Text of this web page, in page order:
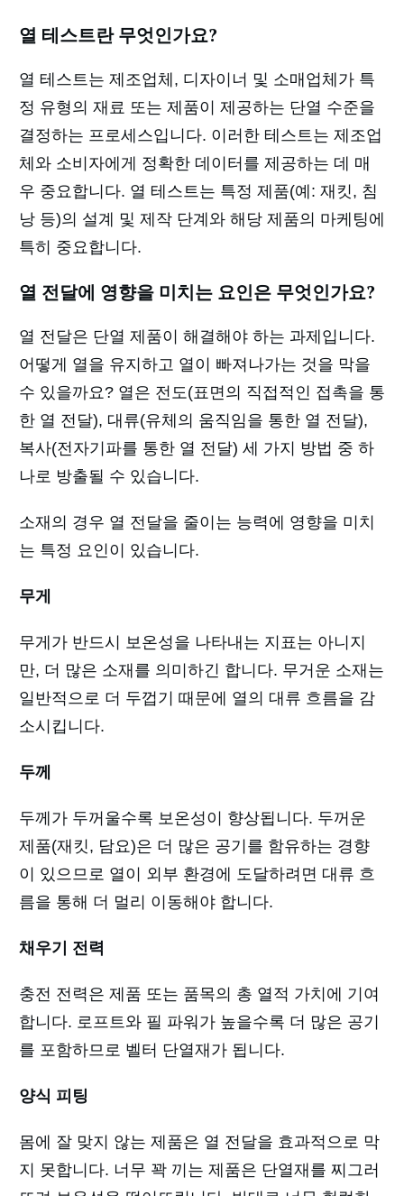
열 테스트란 무엇인가요?
열 테스트는 제조업체, 디자이너 및 소매업체가 특
정 유형의 재료 또는 제품이 제공하는 단열 수준을
결정하는 프로세스입니다. 이러한 테스트는 제조업
체와 소비자에게 정확한 데이터를 제공하는 데 매
우 중요합니다. 열 테스트는 특정 제품(예: 재킷, 침
낭 등)의 설계 및 제작 단계와 해당 제품의 마케팅에
특히 중요합니다.
열 전달에 영향을 미치는 요인은 무엇인가요?
열 전달은 단열 제품이 해결해야 하는 과제입니다.
어떻게 열을 유지하고 열이 빠져나가는 것을 막을
수 있을까요? 열은 전도(표면의 직접적인 접촉을 통
한 열 전달), 대류(유체의 움직임을 통한 열 전달),
복사(전자기파를 통한 열 전달) 세 가지 방법 중 하
나로 방출될 수 있습니다.
소재의 경우 열 전달을 줄이는 능력에 영향을 미치
는 특정 요인이 있습니다.
무게
무게가 반드시 보온성을 나타내는 지표는 아니지
만, 더 많은 소재를 의미하긴 합니다. 무거운 소재는
일반적으로 더 두껍기 때문에 열의 대류 흐름을 감
소시킵니다.
두께
두께가 두꺼울수록 보온성이 향상됩니다. 두꺼운
제품(재킷, 담요)은 더 많은 공기를 함유하는 경향
이 있으므로 열이 외부 환경에 도달하려면 대류 흐
름을 통해 더 멀리 이동해야 합니다.
채우기 전력
충전 전력은 제품 또는 품목의 총 열적 가치에 기여
합니다. 로프트와 필 파워가 높을수록 더 많은 공기
를 포함하므로 벨터 단열재가 됩니다.
양식 피팅
몸에 잘 맞지 않는 제품은 열 전달을 효과적으로 막
지 못합니다. 너무 꽉 끼는 제품은 단열재를 찌그러